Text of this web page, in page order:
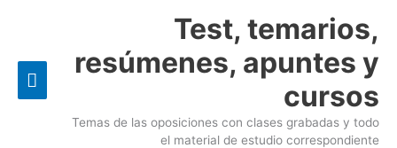
Test, temarios,
resúmenes, apuntes y
cursos
Temas de las oposiciones con clases grabadas y todo
el material de estudio correspondiente